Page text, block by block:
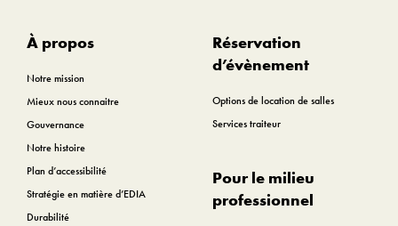
À propos
Notre mission
Mieux nous connaitre
Gouvernance
Notre histoire
Plan d’accessibilité
Stratégie en matière d’EDIA
Durabilité
Réservation
d’évènement
Options de location de salles
Services traiteur
Pour le milieu
professionnel